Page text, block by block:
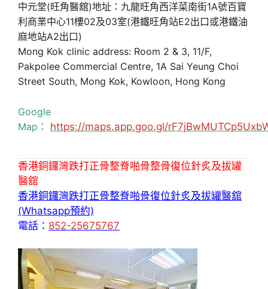
中元堂(旺角醫舘)地址：九龍旺角西洋菜南街1A號百寶
利商業中心11樓02及03室(港鐵旺角站E2出口或港鐵油
麻地站A2出口)
Mong Kok clinic address: Room 2 & 3, 11/F,
Pakpolee Commercial Centre, 1A Sai Yeung Choi
Street South, Mong Kok, Kowloon, Hong Kong
Google
Map： https://maps.app.goo.gl/
香港銅鑼灣跌打正骨整脊啪骨整骨復位針炙及拔罐
醫舘
香港銅鑼灣跌打正骨整脊啪骨復位針炙及拔罐醫舘
(Whatsapp預約)
電話： 852-25675767